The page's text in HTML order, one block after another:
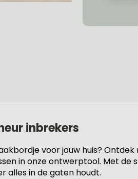
inbrekers
voor jouw huis?
in onze ontwerptool. Met
alles in de gaten houdt.